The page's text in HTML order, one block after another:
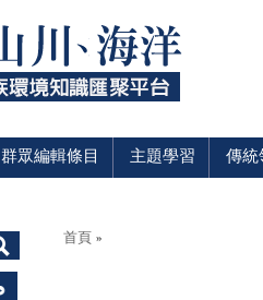
群眾編輯條目 主題學習 傳統
您在這裡
首頁 »